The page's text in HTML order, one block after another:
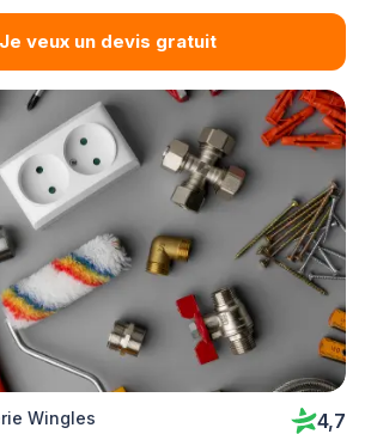
Je veux un devis gratuit
Wingles 4,7